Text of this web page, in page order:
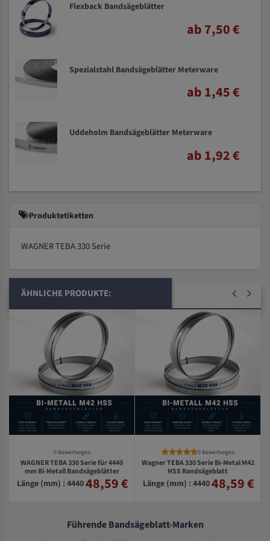
Flexback Bandsägeblätter
ab 7,50 €
Spezialstahl Bandsägeblätter Meterware
ab 1,45 €
Uddeholm Bandsägeblätter Meterware
ab 1,92 €
Produktetiketten
WAGNER TEBA 330 Serie
ÄHNLICHE PRODUKTE:
0 Bewertungen
WAGNER TEBA 330 Serie für 4440
mm Bi-Metall Bandsägeblätter
Länge (mm) : 444048,59 €
0 Bewertungen
Wagner TEBA 330 Serie Bi-Metal M42
HSS Bandsägeblatt
Länge (mm) : 444048,59 €
Führende Bandsägeblatt-Marken